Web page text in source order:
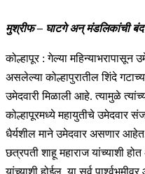
मुश्रीफ – घाटगे अन् मंडलिकांची बंद
कोल्हापूर : गेल्या महिन्याभरापासून
असलेल्या कोल्हापुरातील शिंदे
उमेदवारी मिळाली आहे. त्यामुळे
कोल्हापूरमध्ये महायुतीचे
धैर्यशील माने उमेदवार असणार
छत्रपती शाहू महाराज यांच्याशी
यांच्याशी होईल. या सर्व